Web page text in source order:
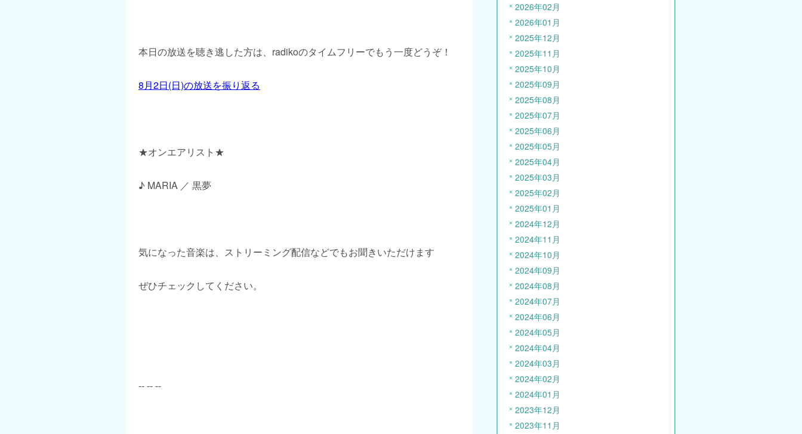
本日の放送を聴き逃した方は、radikoのタイムフリーでもう一度どうぞ！
8月2日(日)の放送を振り返る
★オンエアリスト★
♪ MARIA ／ 黒夢
気になった音楽は、ストリーミング配信などでもお聞きいただけます
ぜひチェックしてください。
-- -- --
2026年02月
2026年01月
2025年12月
2025年11月
2025年10月
2025年09月
2025年08月
2025年07月
2025年06月
2025年05月
2025年04月
2025年03月
2025年02月
2025年01月
2024年12月
2024年11月
2024年10月
2024年09月
2024年08月
2024年07月
2024年06月
2024年05月
2024年04月
2024年03月
2024年02月
2024年01月
2023年12月
2023年11月